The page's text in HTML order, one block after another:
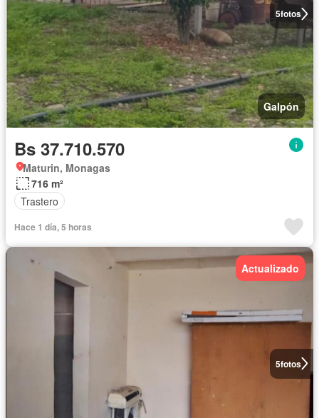
5fotos
Galpón
Bs 37.710.570
Maturin, Monagas
716 m²
Trastero
Hace 1 día, 5 horas
5fotos
Actualizado